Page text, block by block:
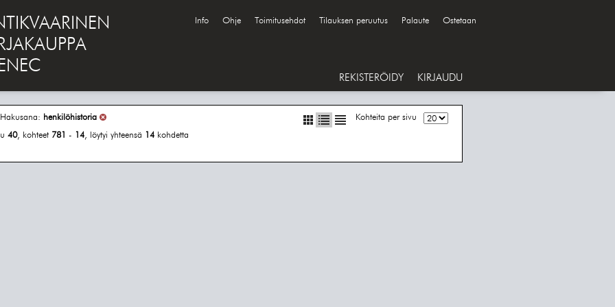
Info Ohje Toimitusehdot Tilauksen peruutus Palaute Ostetaan
REKISTERÖIDY KIRJAUDU
Kohteita per sivu
henkilöhistoria
40, kohteet 781 - 14, löytyi yhteensä 14 kohdetta